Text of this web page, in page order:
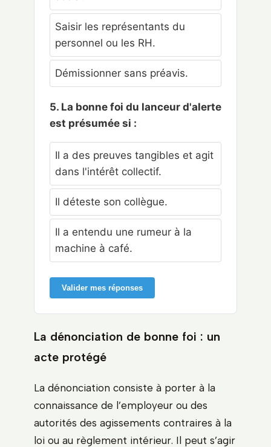
Saisir les représentants du
personnel ou les RH.
Démissionner sans préavis.
5. La bonne foi du lanceur d'alerte
est présumée si :
Il a des preuves tangibles et agit
dans l'intérêt collectif.
Il déteste son collègue.
Il a entendu une rumeur à la
machine à café.
Valider mes réponses
La dénonciation de bonne foi : un
acte protégé
La dénonciation consiste à porter à la
connaissance de l’employeur ou des
autorités des agissements contraires à la
loi ou au règlement intérieur. Il peut s’agir